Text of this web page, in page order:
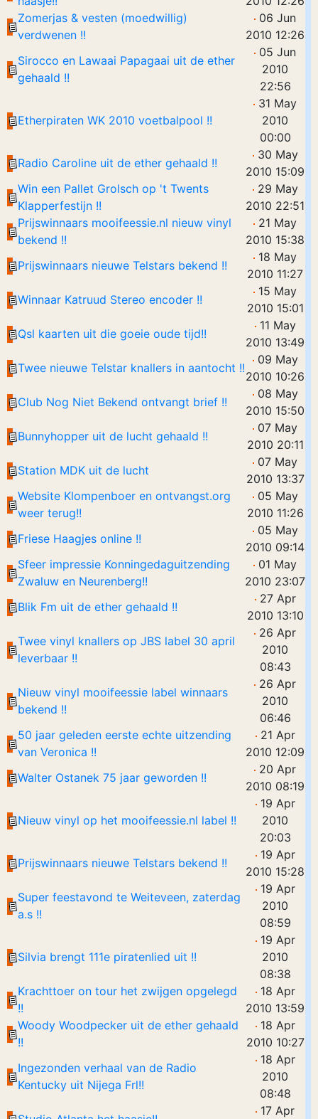
Zomerjas & vesten (moedwillig)
verdwenen !!
06 Jun
2010 12:26
Sirocco en Lawaai Papagaai uit de ether
gehaald !!
05 Jun
2010
22:56
Etherpiraten WK 2010 voetbalpool !!
31 May
2010
00:00
Radio Caroline uit de ether gehaald !!
30 May
2010 15:09
Win een Pallet Grolsch op 't Twents
Klapperfestijn !!
29 May
2010 22:51
Prijswinnaars mooifeessie.nl nieuw vinyl
bekend !!
21 May
2010 15:38
Prijswinnaars nieuwe Telstars bekend !!
18 May
2010 11:27
Winnaar Katruud Stereo encoder !!
15 May
2010 15:01
Qsl kaarten uit die goeie oude tijd!!
11 May
2010 13:49
Twee nieuwe Telstar knallers in aantocht !!
09 May
2010 10:26
Club Nog Niet Bekend ontvangt brief !!
08 May
2010 15:50
Bunnyhopper uit de lucht gehaald !!
07 May
2010 20:11
Station MDK uit de lucht
07 May
2010 13:37
Website Klompenboer en ontvangst.org
weer terug!!
05 May
2010 11:26
Friese Haagjes online !!
05 May
2010 09:14
Sfeer impressie Konningedaguitzending
Zwaluw en Neurenberg!!
01 May
2010 23:07
Blik Fm uit de ether gehaald !!
27 Apr
2010 13:10
Twee vinyl knallers op JBS label 30 april
leverbaar !!
26 Apr
2010
08:43
Nieuw vinyl mooifeessie label winnaars
bekend !!
26 Apr
2010
06:46
50 jaar geleden eerste echte uitzending
van Veronica !!
21 Apr
2010 12:09
Walter Ostanek 75 jaar geworden !!
20 Apr
2010 08:19
Nieuw vinyl op het mooifeessie.nl label !!
19 Apr
2010
20:03
Prijswinnaars nieuwe Telstars bekend !!
19 Apr
2010 15:28
Super feestavond te Weiteveen, zaterdag
a.s !!
19 Apr
2010
08:59
Silvia brengt 111e piratenlied uit !!
19 Apr
2010
08:38
Krachttoer on tour het zwijgen opgelegd
!!
18 Apr
2010 13:59
Woody Woodpecker uit de ether gehaald
!!
18 Apr
2010 10:27
Ingezonden verhaal van de Radio
Kentucky uit Nijega Frl!!
18 Apr
2010
08:48
17 Apr